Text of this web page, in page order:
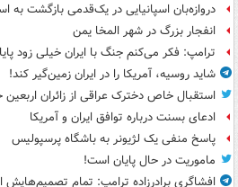
دروازه‌بان اسپانیایی در یک‌قدمی بازگشت به
انفجار بزرگ در شهر المخا یمن
ترامپ: فکر می‌کنم جنگ با ایران خیلی زود
شاید روسیه، آمریکا را در ایران زمین‌گیر کند!
استقبال خاص دخترک عراقی از زائران
ادعای بسنت درباره توافق ایران و آمریکا
پاسخ منفی یک لژیونر به باشگاه پرسپولیس
ماموریت در حال پایان است!
افشاگری برادرزاده ترامپ: تمام